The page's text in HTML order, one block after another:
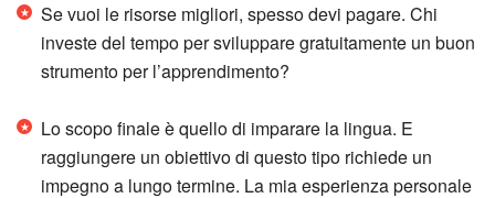
Se vuoi le risorse migliori, spesso devi pagare. Chi
investe del tempo per sviluppare gratuitamente un buon
strumento per l’apprendimento?
Lo scopo finale è quello di imparare la lingua. E
raggiungere un obiettivo di questo tipo richiede un
impegno a lungo termine. La mia esperienza personale